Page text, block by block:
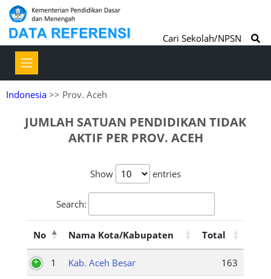
Cari Sekolah/NPSN
Indonesia >> Prov. Aceh
JUMLAH SATUAN PENDIDIKAN TIDAK
AKTIF PER PROV. ACEH
Show entries
Search:
No Nama Kota/Kabupaten Total
1 Kab. Aceh Besar 163